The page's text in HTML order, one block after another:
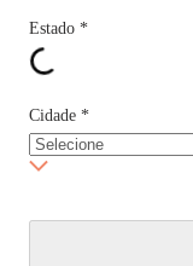
Estado *
Cidade *